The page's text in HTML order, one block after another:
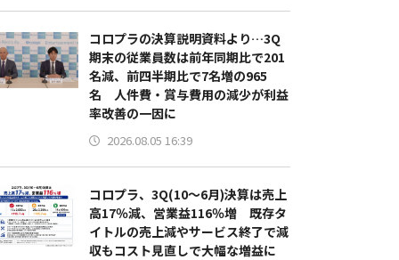
コロプラの決算説明資料より…3Q
期末の従業員数は前年同期比で201
名減、前四半期比で7名増の965
名 人件費・賞与費用の減少が利益
率改善の一因に
2026.08.05 16:39
コロプラ、3Q(10～6月)決算は売上
高17％減、営業益116％増 既存タ
イトルの売上減やサービス終了で減
収もコスト見直しで大幅な増益に